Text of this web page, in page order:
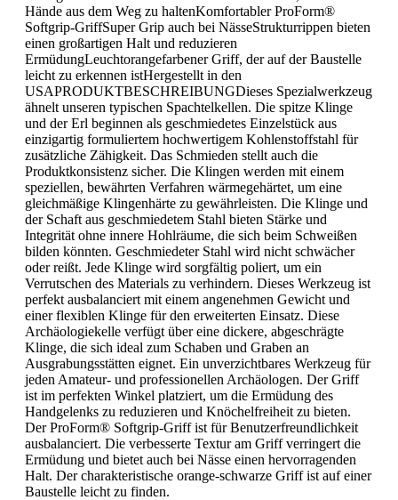
Hände aus dem Weg zu haltenKomfortabler ProForm®
Softgrip-GriffSuper Grip auch bei NässeStrukturrippen bieten
einen großartigen Halt und reduzieren
ErmüdungLeuchtorangefarbener Griff, der auf der Baustelle
leicht zu erkennen istHergestellt in den
USAPRODUKTBESCHREIBUNGDieses Spezialwerkzeug
ähnelt unseren typischen Spachtelkellen. Die spitze Klinge
und der Erl beginnen als geschmiedetes Einzelstück aus
einzigartig formuliertem hochwertigem Kohlenstoffstahl für
zusätzliche Zähigkeit. Das Schmieden stellt auch die
Produktkonsistenz sicher. Die Klingen werden mit einem
speziellen, bewährten Verfahren wärmegehärtet, um eine
gleichmäßige Klingenhärte zu gewährleisten. Die Klinge und
der Schaft aus geschmiedetem Stahl bieten Stärke und
Integrität ohne innere Hohlräume, die sich beim Schweißen
bilden könnten. Geschmiedeter Stahl wird nicht schwächer
oder reißt. Jede Klinge wird sorgfältig poliert, um ein
Verrutschen des Materials zu verhindern. Dieses Werkzeug ist
perfekt ausbalanciert mit einem angenehmen Gewicht und
einer flexiblen Klinge für den erweiterten Einsatz. Diese
Archäologiekelle verfügt über eine dickere, abgeschrägte
Klinge, die sich ideal zum Schaben und Graben an
Ausgrabungsstätten eignet. Ein unverzichtbares Werkzeug für
jeden Amateur- und professionellen Archäologen. Der Griff
ist im perfekten Winkel platziert, um die Ermüdung des
Handgelenks zu reduzieren und Knöchelfreiheit zu bieten.
Der ProForm® Softgrip-Griff ist für Benutzerfreundlichkeit
ausbalanciert. Die verbesserte Textur am Griff verringert die
Ermüdung und bietet auch bei Nässe einen hervorragenden
Halt. Der charakteristische orange-schwarze Griff ist auf einer
Baustelle leicht zu finden.